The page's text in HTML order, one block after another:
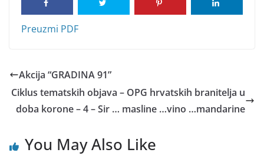
Preuzmi PDF
Akcija “GRADINA 91”
Ciklus tematskih objava – OPG hrvatskih branitelja u
doba korone – 4 – Sir … masline …vino …mandarine
You May Also Like